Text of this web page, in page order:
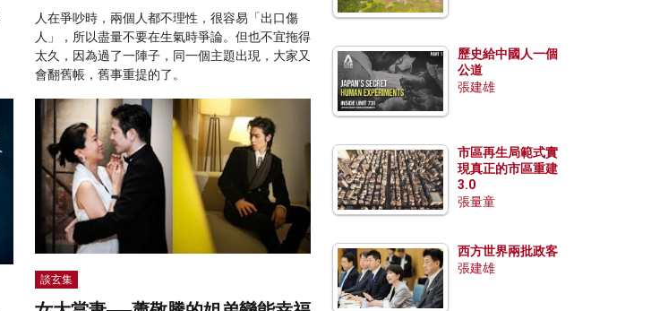
人在爭吵時，兩個人都不理性，很容易「出口傷
人」，所以盡量不要在生氣時爭論。但也不宜拖得
太久，因為過了一陣子，同一個主題出現，大家又
會翻舊帳，舊事重提的了。
談玄集
歷史給中國人一個
公道
張建雄
市區再生局範式實
現真正的市區重建
3.0
張量童
西方世界兩批政客
張建雄